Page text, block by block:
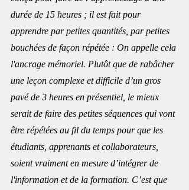
durée de 15 heures ; il est fait pour
apprendre par petites quantités, par petites
bouchées de façon répétée : On appelle cela
l'ancrage mémoriel. Plutôt que de rabâcher
une leçon complexe et difficile d’un gros
pavé de 3 heures en présentiel, le mieux
serait de faire des petites séquences qui vont
être répétées au fil du temps pour que les
étudiants, apprenants et collaborateurs,
soient vraiment en mesure d’intégrer de
l'information et de la formation. C’est que